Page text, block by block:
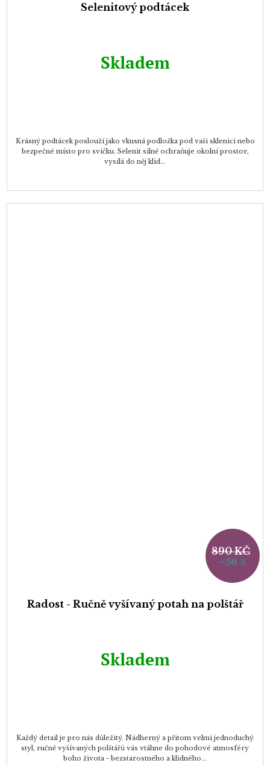
Selenitový podtácek
Skladem
Krásný podtácek poslouží jako vkusná podložka pod vaši sklenici nebo
bezpečné místo pro svíčku. Selenit silně ochraňuje okolní prostor,
vysílá do něj klid...
890 KČ
–56 %
Radost - Ručně vyšívaný potah na polštář
Skladem
Každý detail je pro nás důležitý. Nádherný a přitom velmi jednoduchý
styl, ručně vyšívaných polštářů vás vtáhne do pohodové atmosféry
boho života - bezstarostného a klidného...